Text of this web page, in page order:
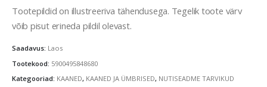
Tootepildid on illustreeriva tähendusega. Tegelik toote värv
võib pisut erineda pildil olevast.
Saadavus: Laos
Tootekood: 5900495848680
Kategooriad: KAANED, KAANED JA ÜMBRISED, NUTISEADME TARVIKUD